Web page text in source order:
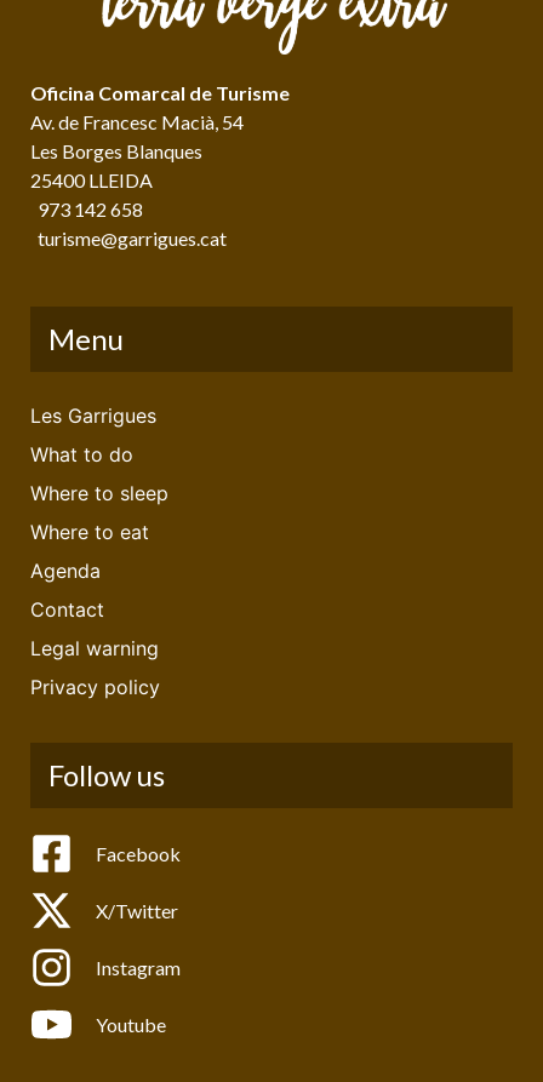
Oficina Comarcal de Turisme
Av. de Francesc Macià, 54
Les Borges Blanques
25400 LLEIDA
973 142 658
turisme@garrigues.cat
Menu
Les Garrigues
What to do
Where to sleep
Where to eat
Agenda
Contact
Legal warning
Privacy policy
Follow us
Facebook
X/Twitter
Instagram
Youtube